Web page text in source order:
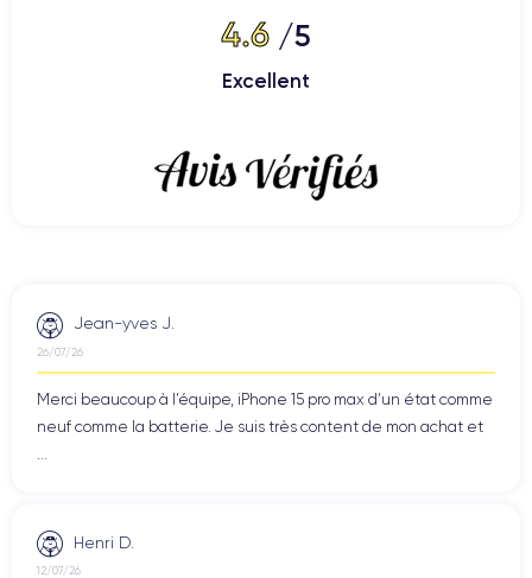
4.6 /5
Excellent
Jean-yves J.
26/07/26
Merci beaucoup à l’équipe, iPhone 15 pro max d’un état comme
neuf comme la batterie. Je suis très content de mon achat et
Henri D.
12/07/26